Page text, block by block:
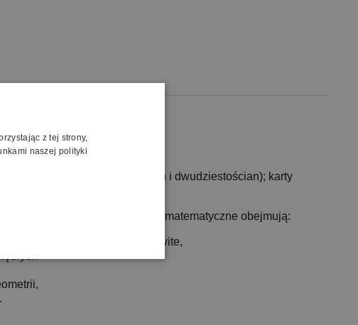
ośmiościan, dwunastościan i dwudziestościan); karty
pamięć i myślenie matematyczne obejmują:
naturalnych, liczby całkowite,
z tej strony,
naszej polityki